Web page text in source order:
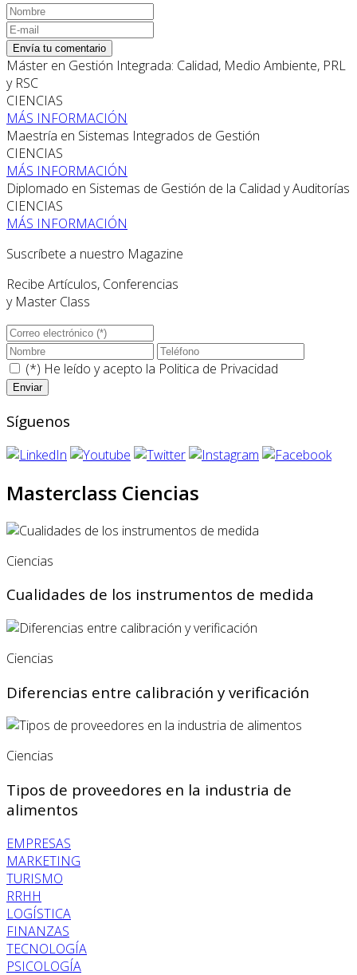
Envía tu comentario
Máster en Gestión Integrada: Calidad, Medio Ambiente, PRL
y RSC
CIENCIAS
MÁS INFORMACIÓN
Maestría en Sistemas Integrados de Gestión
CIENCIAS
MÁS INFORMACIÓN
Diplomado en Sistemas de Gestión de la Calidad y Auditorías
CIENCIAS
MÁS INFORMACIÓN
Suscríbete a nuestro Magazine
Recibe Artículos, Conferencias
y Master Class
(*) He leído y acepto la Politica de Privacidad
Síguenos
Masterclass Ciencias
Ciencias
Cualidades de los instrumentos de medida
Ciencias
Diferencias entre calibración y verificación
Ciencias
Tipos de proveedores en la industria de
alimentos
EMPRESAS
MARKETING
TURISMO
RRHH
LOGÍSTICA
FINANZAS
TECNOLOGÍA
PSICOLOGÍA